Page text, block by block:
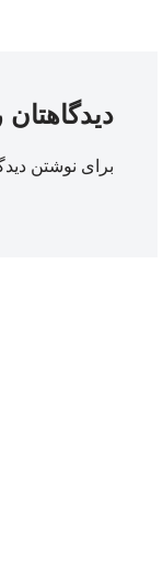
دیدگاهتان
برای نوشتن